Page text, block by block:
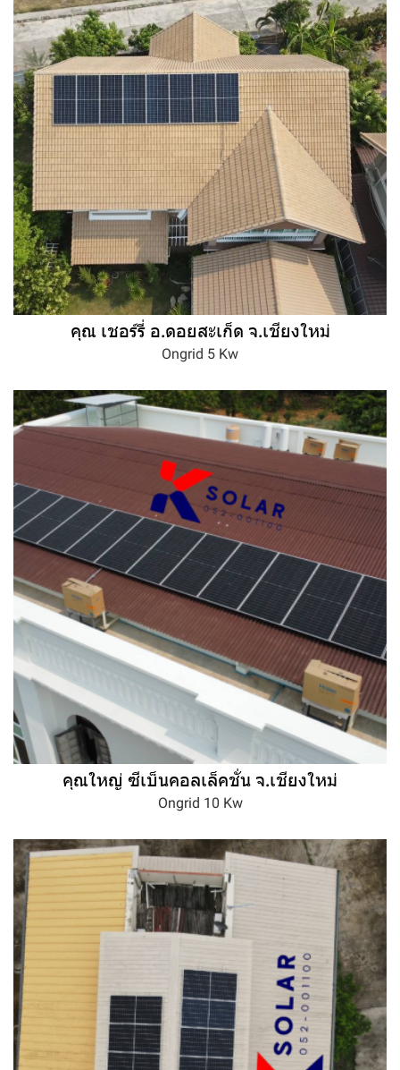
คุณ เชอร์รี่ อ.ดอยสะเก็ด จ.เชียงใหม่
Ongrid 5 Kw
คุณใหญ่ ซีเบ็นคอลเล็คชั่น จ.เชียงใหม่
Ongrid 10 Kw